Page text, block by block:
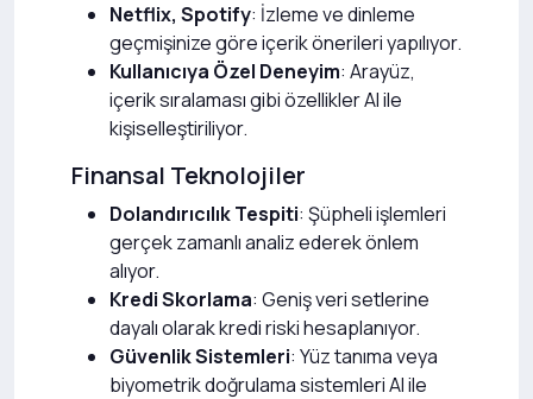
Netflix, Spotify: İzleme ve dinleme
geçmişinize göre içerik önerileri yapılıyor.
Kullanıcıya Özel Deneyim: Arayüz,
içerik sıralaması gibi özellikler AI ile
kişiselleştiriliyor.
Finansal Teknolojiler
Dolandırıcılık Tespiti: Şüpheli işlemleri
gerçek zamanlı analiz ederek önlem
alıyor.
Kredi Skorlama: Geniş veri setlerine
dayalı olarak kredi riski hesaplanıyor.
Güvenlik Sistemleri: Yüz tanıma veya
biyometrik doğrulama sistemleri AI ile